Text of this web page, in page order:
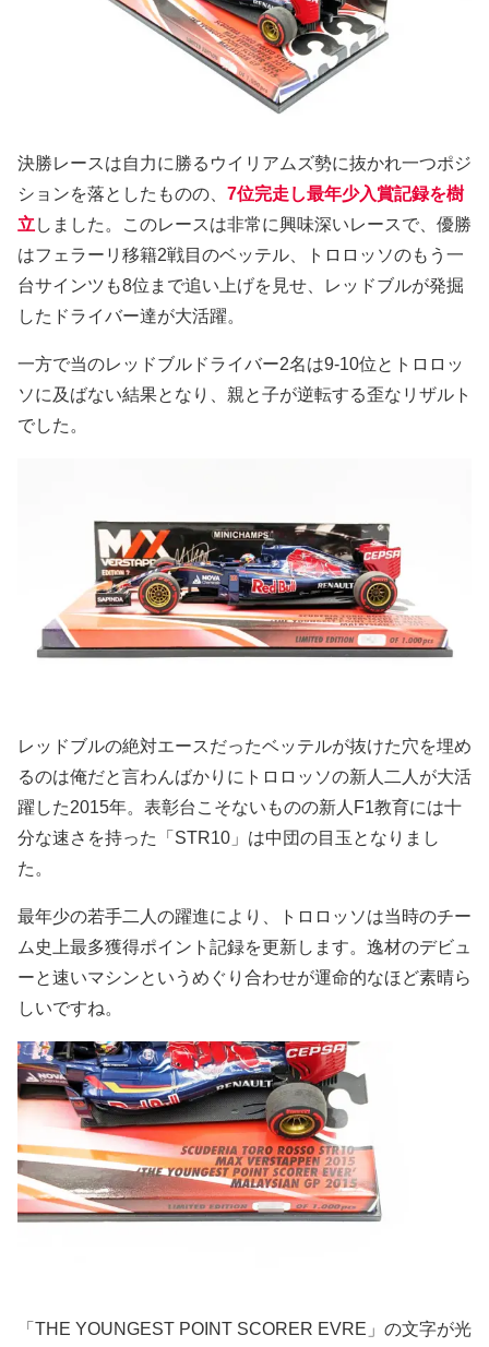
決勝レースは自力に勝るウイリアムズ勢に抜かれ一つポジ
ションを落としたものの、 7位完走し最年少入賞記録を樹
立しました。このレースは非常に興味深いレースで、優勝
はフェラーリ移籍2戦目のベッテル、トロロッソのもう一
台サインツも8位まで追い上げを見せ、レッドブルが発掘
したドライバー達が大活躍。
一方で当のレッドブルドライバー2名は9-10位とトロロッ
ソに及ばない結果となり、親と子が逆転する歪なリザルト
でした。
レッドブルの絶対エースだったベッテルが抜けた穴を埋め
るのは俺だと言わんばかりにトロロッソの新人二人が大活
躍した2015年。表彰台こそないものの新人F1教育には十
分な速さを持った「STR10」は中団の目玉となりまし
た。
最年少の若手二人の躍進により、トロロッソは当時のチー
ム史上最多獲得ポイント記録を更新します。逸材のデビュ
ーと速いマシンというめぐり合わせが運命的なほど素晴ら
しいですね。
「THE YOUNGEST POINT SCORER EVRE」の文字が光